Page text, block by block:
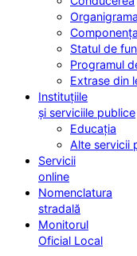
Organigrama
Componența
Statul de
Programul
Extrase din
Instituțiile
și serviciile publice
Educația
Alte servicii
Servicii
online
Nomenclatura
stradală
Monitorul
Oficial Local